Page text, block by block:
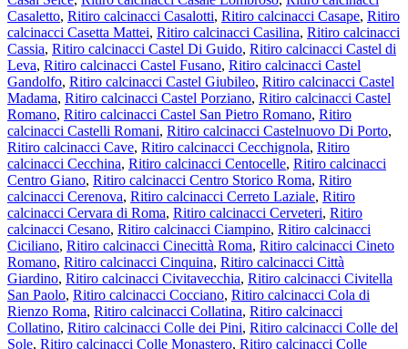
Casaletto, Ritiro calcinacci Casalotti, Ritiro calcinacci Casape, Ritiro
calcinacci Casetta Mattei, Ritiro calcinacci Casilina, Ritiro calcinacci
Cassia, Ritiro calcinacci Castel Di Guido, Ritiro calcinacci Castel di
Leva, Ritiro calcinacci Castel Fusano, Ritiro calcinacci Castel
Gandolfo, Ritiro calcinacci Castel Giubileo, Ritiro calcinacci Castel
Madama, Ritiro calcinacci Castel Porziano, Ritiro calcinacci Castel
Romano, Ritiro calcinacci Castel San Pietro Romano, Ritiro
calcinacci Castelli Romani, Ritiro calcinacci Castelnuovo Di Porto,
Ritiro calcinacci Cave, Ritiro calcinacci Cecchignola, Ritiro
calcinacci Cecchina, Ritiro calcinacci Centocelle, Ritiro calcinacci
Centro Giano, Ritiro calcinacci Centro Storico Roma, Ritiro
calcinacci Cerenova, Ritiro calcinacci Cerreto Laziale, Ritiro
calcinacci Cervara di Roma, Ritiro calcinacci Cerveteri, Ritiro
calcinacci Cesano, Ritiro calcinacci Ciampino, Ritiro calcinacci
Ciciliano, Ritiro calcinacci Cinecittà Roma, Ritiro calcinacci Cineto
Romano, Ritiro calcinacci Cinquina, Ritiro calcinacci Città
Giardino, Ritiro calcinacci Civitavecchia, Ritiro calcinacci Civitella
San Paolo, Ritiro calcinacci Cocciano, Ritiro calcinacci Cola di
Rienzo Roma, Ritiro calcinacci Collatina, Ritiro calcinacci
Collatino, Ritiro calcinacci Colle dei Pini, Ritiro calcinacci Colle del
Sole, Ritiro calcinacci Colle Monastero, Ritiro calcinacci Colle